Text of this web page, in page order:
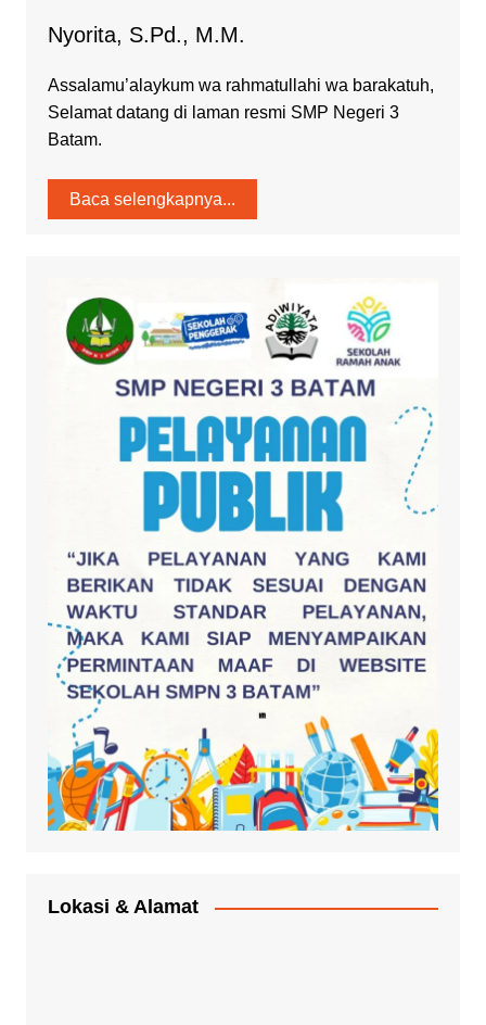
Nyorita, S.Pd., M.M.
Assalamu’alaykum wa rahmatullahi wa barakatuh,
Selamat datang di laman resmi SMP Negeri 3
Batam.
Baca selengkapnya...
Lokasi & Alamat